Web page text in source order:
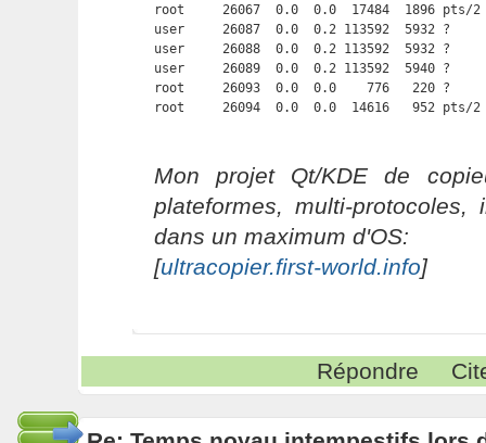
root     26067  0.0  0.0  17484  1896 pts/
user     26087  0.0  0.2 113592  5932 ?
user     26088  0.0  0.2 113592  5932 ?
user     26089  0.0  0.2 113592  5940 ?
root     26093  0.0  0.0    776   220 ?
root     26094  0.0  0.0  14616   952 pts/
Mon projet Qt/KDE de
plateformes, multi-protocoles,
dans un maximum d'OS:
[ultracopier.first-world.info]
Répondre